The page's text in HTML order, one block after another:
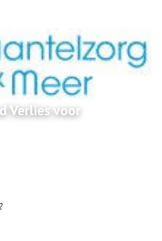
Verlies voor